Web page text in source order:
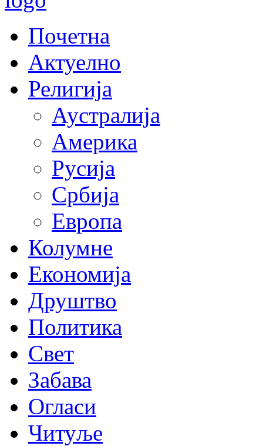
Почетна
Актуелно
Религија
Аустралија
Америка
Русија
Србија
Европа
Колумне
Економија
Друштво
Политика
Свет
Забава
Огласи
Читуље